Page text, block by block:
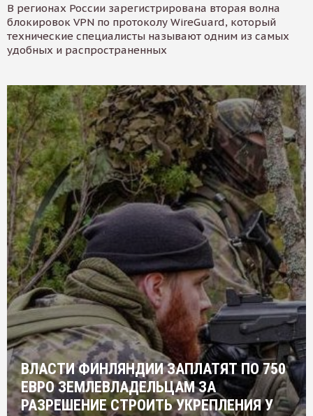
В регионах России зарегистрирована вторая волна
блокировок VPN по протоколу WireGuard, который
технические специалисты называют одним из самых
удобных и распространенных
ВЛАСТИ ФИНЛЯНДИИ ЗАПЛАТЯТ ПО 750
ЕВРО ЗЕМЛЕВЛАДЕЛЬЦАМ ЗА
РАЗРЕШЕНИЕ СТРОИТЬ УКРЕПЛЕНИЯ У